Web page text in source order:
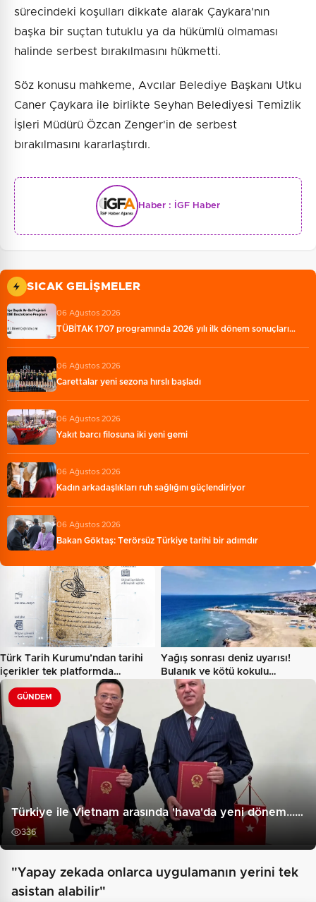
sürecindeki koşulları dikkate alarak Çaykara'nın
başka bir suçtan tutuklu ya da hükümlü olmaması
halinde serbest bırakılmasını hükmetti.
Söz konusu mahkeme, Avcılar Belediye Başkanı Utku
Caner Çaykara ile birlikte Seyhan Belediyesi Temizlik
İşleri Müdürü Özcan Zenger'in de serbest
bırakılmasını kararlaştırdı.
Haber : İGF Haber
SICAK GELIŞMELER
06 Ağustos 2026
TÜBİTAK 1707 programında 2026 yılı ilk dönem sonuçları…
06 Ağustos 2026
Carettalar yeni sezona hırslı başladı
06 Ağustos 2026
Yakıt barcı filosuna iki yeni gemi
06 Ağustos 2026
Kadın arkadaşlıkları ruh sağlığını güçlendiriyor
06 Ağustos 2026
Bakan Göktaş: Terörsüz Türkiye tarihi bir adımdır
Türk Tarih Kurumu’ndan tarihi
içerikler tek platformda…
Yağış sonrası deniz uyarısı!
Bulanık ve kötü kokulu…
GÜNDEM
Türkiye ile Vietnam arasında 'hava'da yeni dönem...…
336
"Yapay zekada onlarca uygulamanın yerini tek
asistan alabilir"